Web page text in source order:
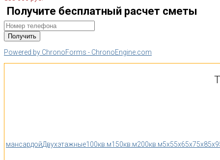
Получите бесплатный расчет сметы
Powered by ChronoForms - ChronoEngine.com
мансардойДвухэтажные100кв.м150кв.м200кв.м5x55x65x75x85x9